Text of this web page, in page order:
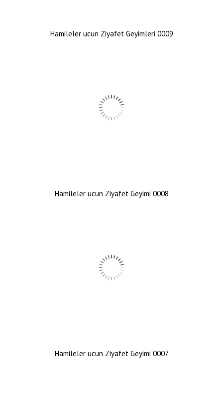
Hamileler ucun Ziyafet Geyimleri 0009
Hamileler ucun Ziyafet Geyimi 0008
Hamileler ucun Ziyafet Geyimi 0007